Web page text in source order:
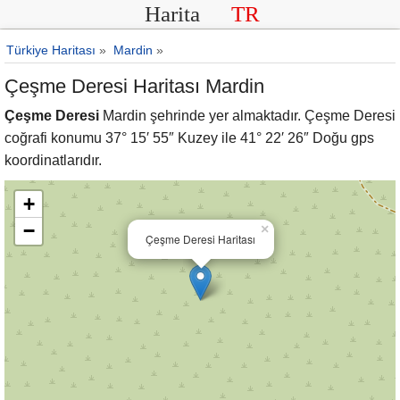
Harita TR
Türkiye Haritası » Mardin »
Çeşme Deresi Haritası Mardin
Çeşme Deresi Mardin şehrinde yer almaktadır. Çeşme Deresi
coğrafi konumu 37° 15′ 55″ Kuzey ile 41° 22′ 26″ Doğu gps
koordinatlarıdır.
Çeşme Deresi Haritası
×
+
−